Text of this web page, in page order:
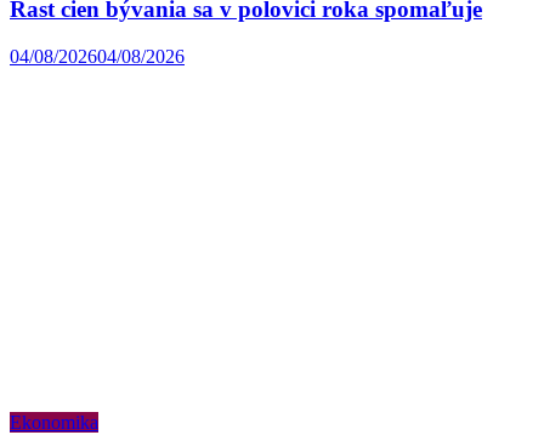
Rast cien bývania sa v polovici roka spomaľuje
04/08/202604/08/2026
Ekonomika